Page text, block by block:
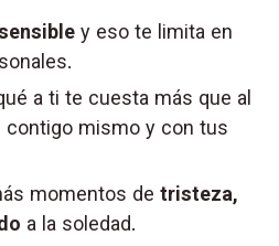
y eso te limita en
a ti te cuesta más que al
mismo y con tus
momentos de tristeza,
a la soledad.